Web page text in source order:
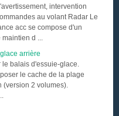
intervention
au volant Radar Le
acc se compose d'un
d ...
arrière
le balais d'essuie-glace.
le cache de la plage
(version 2 volumes).